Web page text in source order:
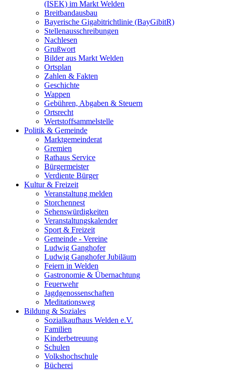
(ISEK) im Markt Welden
Breitbandausbau
Bayerische Gigabitrichtlinie (BayGibitR)
Stellenausschreibungen
Nachlesen
Grußwort
Bilder aus Markt Welden
Ortsplan
Zahlen & Fakten
Geschichte
Wappen
Gebühren, Abgaben & Steuern
Ortsrecht
Wertstoffsammelstelle
Politik & Gemeinde
Marktgemeinderat
Gremien
Rathaus Service
Bürgermeister
Verdiente Bürger
Kultur & Freizeit
Veranstaltung melden
Storchennest
Sehenswürdigkeiten
Veranstaltungskalender
Sport & Freizeit
Gemeinde - Vereine
Ludwig Ganghofer
Ludwig Ganghofer Jubiläum
Feiern in Welden
Gastronomie & Übernachtung
Feuerwehr
Jagdgenossenschaften
Meditationsweg
Bildung & Soziales
Sozialkaufhaus Welden e.V.
Familien
Kinderbetreuung
Schulen
Volkshochschule
Bücherei